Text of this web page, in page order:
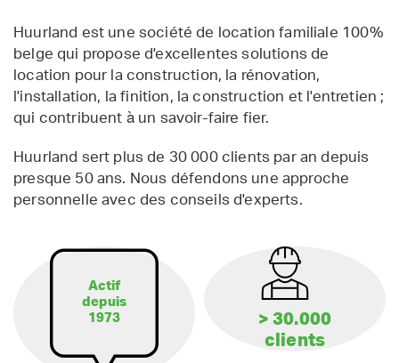
Huurland est une société de location familiale 100%
belge qui propose d'excellentes solutions de
location pour la construction, la rénovation,
l'installation, la finition, la construction et l'entretien ;
qui contribuent à un savoir-faire fier.
Huurland sert plus de 30 000 clients par an depuis
presque 50 ans. Nous défendons une approche
personnelle avec des conseils d'experts.
Actif
depuis
1973
> 30.000
clients